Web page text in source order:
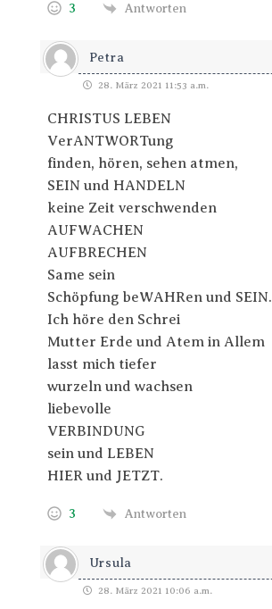
3 Antworten
Petra
28. März 2021 11:53 a.m.
CHRISTUS LEBEN
VerANTWORTung
finden, hören, sehen atmen,
SEIN und HANDELN
keine Zeit verschwenden
AUFWACHEN
AUFBRECHEN
Same sein
Schöpfung beWAHRen und SEIN.
Ich höre den Schrei
Mutter Erde und Atem in Allem
lasst mich tiefer
wurzeln und wachsen
liebevolle
VERBINDUNG
sein und LEBEN
HIER und JETZT.
3 Antworten
Ursula
28. März 2021 10:06 a.m.